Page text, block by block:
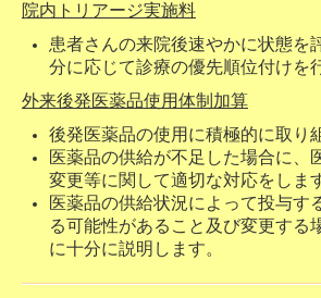
院内トリアージ実施料
患者さんの来院後速やかに状態を
分に応じて診療の優先順位付けを
外来後発医薬品使用体制加算
後発医薬品の使用に積極的に取り
医薬品の供給が不足した場合に、
変更等に関して適切な対応をしま
医薬品の供給状況によって投与す
る可能性があること及び変更する
に十分に説明します。